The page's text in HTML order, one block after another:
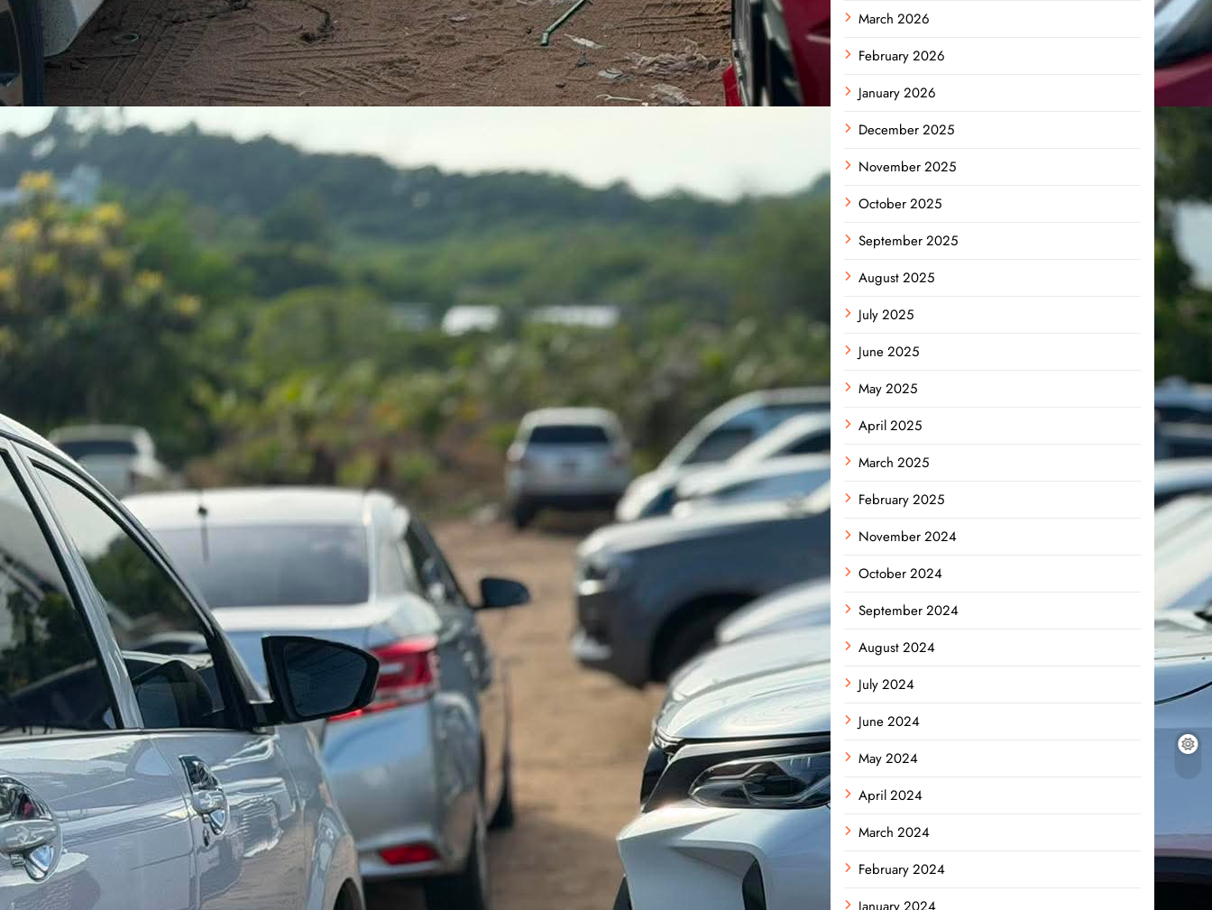
March 2026
February 2026
January 2026
December 2025
November 2025
October 2025
September 2025
August 2025
July 2025
June 2025
May 2025
April 2025
March 2025
February 2025
November 2024
October 2024
September 2024
August 2024
July 2024
June 2024
May 2024
April 2024
March 2024
February 2024